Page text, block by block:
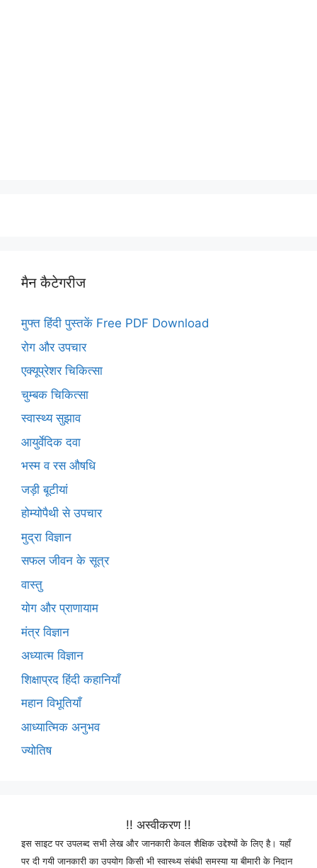
मैन कैटेगरीज
मुफ्त हिंदी पुस्तकें Free PDF Download
रोग और उपचार
एक्यूप्रेशर चिकित्सा
चुम्बक चिकित्सा
स्वास्थ्य सुझाव
आयुर्वेदिक दवा
भस्म व रस औषधि
जड़ी बूटीयां
होम्योपैथी से उपचार
मुद्रा विज्ञान
सफल जीवन के सूत्र
वास्तु
योग और प्राणायाम
मंत्र विज्ञान
अध्यात्म विज्ञान
शिक्षाप्रद हिंदी कहानियाँ
महान विभूतियाँ
आध्यात्मिक अनुभव
ज्योतिष
!! अस्वीकरण !!
इस साइट पर उपलब्द सभी लेख और जानकारी केवल शैक्षिक उद्देश्यों के लिए है। यहाँ
पर दी गयी जानकारी का उपयोग किसी भी स्वास्थ्य संबंधी समस्या या बीमारी के निदान